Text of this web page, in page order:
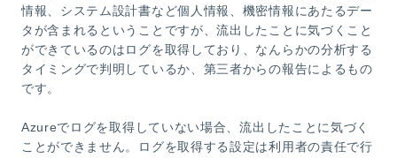
情報、システム設計書など個人情報、機密情報にあたるデー
タが含まれるということですが、流出したことに気づくこと
ができているのはログを取得しており、なんらかの分析する
タイミングで判明しているか、第三者からの報告によるもの
です。
Azureでログを取得していない場合、流出したことに気づく
ことができません。ログを取得する設定は利用者の責任で行